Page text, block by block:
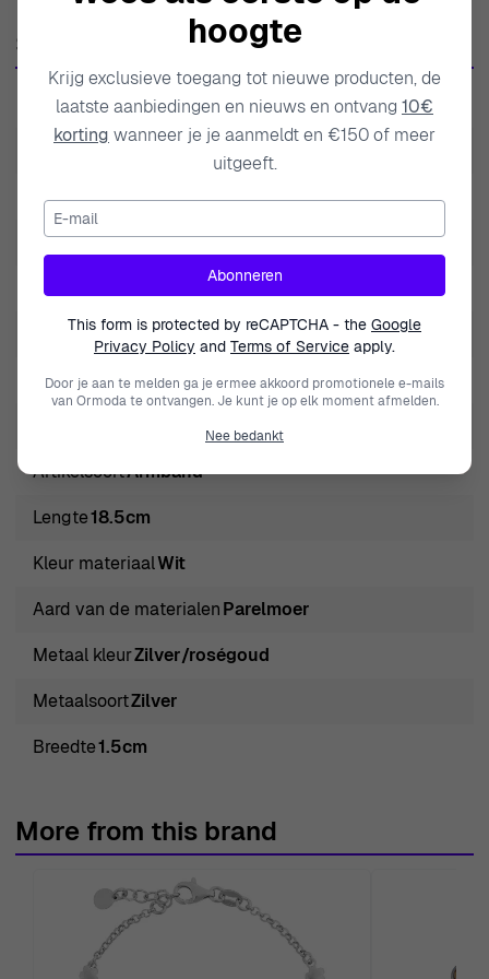
verfijning, waar klassieke stijlen ontmoeten moderne
ontwerpen. Met een focus op hoogwaardige materialen
en unieke esthetiek, is Orphelia-sieraad ontworpen om
de persoonlijke stijl te verbeteren en elke outfit te
verheffen. Van delicate armbanden die het licht vangen
tot statementstukken die de aandacht trekken, biedt
Orphelia een scala aan ontwerpen die geschikt zijn voor
elke gelegenheid. Hun toewijding aan kwaliteit zorgt
ervoor dat elk stuk niet alleen mooi is, maar ook
duurzaam, zodat het jarenlang kan worden gekoesterd.
Het merk vangt de essentie van vrouwelijkheid, en
creëert sieraden die resoneren met de moderne vrouw.
Orphelia blijft groeien en innoveren, en handhaaft een
niet alleen voor sieraden; je kiest voor elegantie die
spreekt tot jouw persoonlijke reis en stijl.
Zilver/Roze
Omarm de elegantie van vrouwelijkheid met de Orphelia
verfijnde sieraad is ontworpen met een vleugje
sophistication, waarbij de essentie van moderne stijl
sterling zilver, heeft de armband een prachtige mix van
De delicate kreeftensluiting zorgt voor een veilige
sluiting en gemakkelijk draagcomfort. Met een lengte van
ideaal voor het stapelen of om alleen te dragen voor een
minimalistische look. Het middelpunt van deze armband
is een glanzende witte moeder van parel, die elegantie
Specificaties
SKUZA-7388
EAN5415190105575
Gewicht2.700000
ModelnaamMaliya
Merk
GeslachtVrouwen
Jewel Clasp TypeLobster claw clasp
ArtikelsoortArmband
Lengte18.5cm
Kleur materiaalWit
Aard van de materialenParelmoer
Metaal kleurZilver/roségoud
MetaalsoortZilver
Breedte1.5cm
More from this brand
hoogte
Krijg exclusieve toegang tot nieuwe producten, de
laatste aanbiedingen en nieuws en ontvang 10€
korting wanneer je je aanmeldt en €150 of meer
uitgeeft.
E-mail
Abonneren
This form is protected by reCAPTCHA - the Google
Privacy Policy and Terms of Service apply.
Door je aan te melden ga je ermee akkoord promotionele e-mails
van Ormoda te ontvangen. Je kunt je op elk moment afmelden.
Nee bedankt